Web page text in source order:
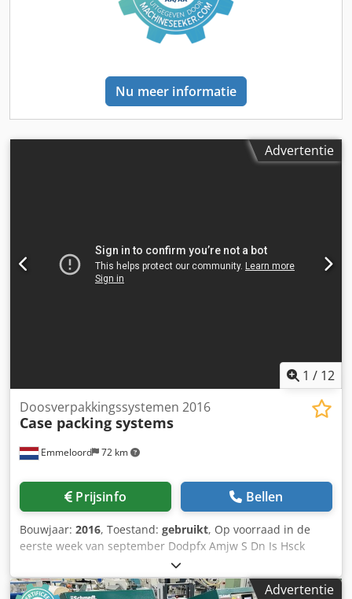
Nu meer informatie
Advertentie
1 / 12
Emmeloord 72 km
Doosverpakkingssystemen 2016
Case packing systems
Prijsinfo Bellen
Bouwjaar: 2016, Toestand: gebruikt, Op voorraad in de
eerste week van september Dodpfx Amjw S Dn Is Hsck
Advertentie